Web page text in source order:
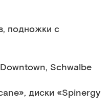
подножки с
Schwalbe
диски «Spinergy